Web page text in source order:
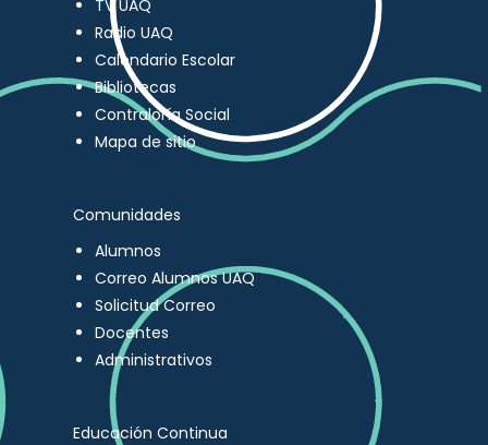
TV UAQ
Radio UAQ
Calendario Escolar
Bibliotecas
Contraloría Social
Mapa de sitio
Comunidades
Alumnos
Correo Alumnos UAQ
Solicitud Correo
Docentes
Administrativos
Educación Continua